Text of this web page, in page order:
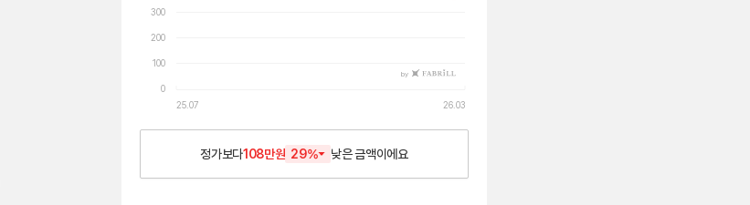
0
100
200
300
25.07 26.03
by
정가보다108만원 29% 낮은금액이에요